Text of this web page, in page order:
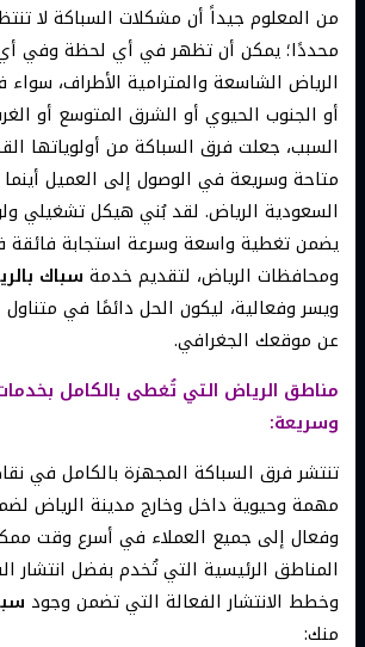
من المعلوم جيداً أن مشكلات السباكة لا
محددًا؛ يمكن أن تظهر في أي لحظة وفي
الرياض الشاسعة والمترامية الأطراف،
أو الجنوب الحيوي أو الشرق المتوسع أو
السبب، جعلت فرق السباكة من أولوياتها
متاحة وسريعة في الوصول إلى العميل
السعودية الرياض. لقد بُني هيكل تشغيلي
يضمن تغطية واسعة وسرعة استجابة
ومحافظات الرياض، لتقديم خدمة سباك
ويسر وفعالية، ليكون الحل دائمًا في
عن موقعك الجغرافي.
مناطق الرياض التي تُغطى بالكامل
وسريعة:
تنتشر فرق السباكة المجهزة بالكامل في
مهمة وحيوية داخل وخارج مدينة الرياض
وفعال إلى جميع العملاء في أسرع وقت
المناطق الرئيسية التي تُخدم بفضل انتشار
وخطط الانتشار الفعالة التي تضمن وجود
منك: